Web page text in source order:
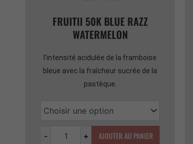
FRUITII 50K BLUE RAZZ
WATERMELON
l’intensité acidulée de la framboise
bleue avec la fraîcheur sucrée de la
pastèque.
- + AJOUTER AU PANIER